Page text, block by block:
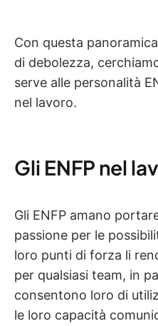
Con questa
di debolezza,
serve alle personalità
nel lavoro.
Gli ENFP nel
Gli ENFP amano
passione per le
loro punti di forza li
per qualsiasi team, in
consentono loro di
le loro capacità